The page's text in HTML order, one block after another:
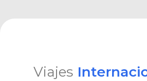
Viajes